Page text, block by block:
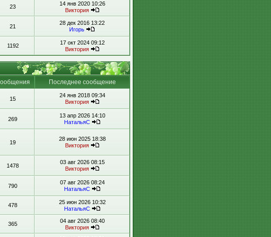
23
14 янв 2020 10:26
Виктория
21
28 дек 2016 13:22
Игорь
1192
17 окт 2024 09:12
Виктория
Последнее сообщение
15
24 янв 2018 09:34
Виктория
269
13 апр 2026 14:10
НатальяС
19
28 июн 2025 18:38
Виктория
1478
03 авг 2026 08:15
Виктория
790
07 авг 2026 08:24
НатальяС
478
25 июн 2026 10:32
НатальяС
365
04 авг 2026 08:40
Виктория